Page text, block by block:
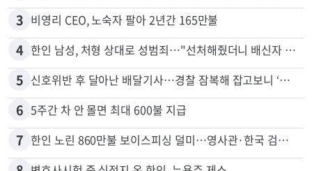
3 비영리 CEO, 노숙자 팔아 2년간 165만불
4 한인 남성, 처형 상대로 성범죄…"선처해줬더니 배신자 취급"
5 신호위반 후 달아난 배달기사…경찰 잠복해 잡고보니 ‘반전’
6 5주간 차 안 몰면 최대 600불 지급
7 한인 노린 860만불 보이스피싱 덜미…영사관·한국 검찰 사칭